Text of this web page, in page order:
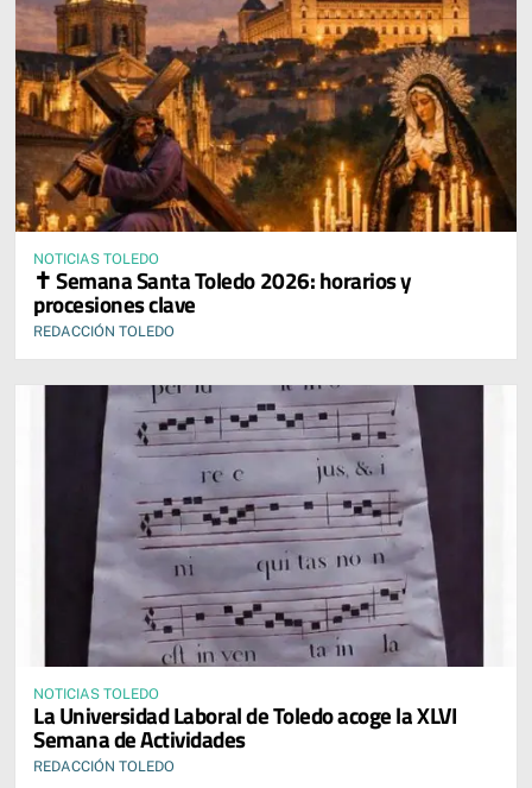
NOTICIAS TOLEDO
✝️ Semana Santa Toledo 2026: horarios y
procesiones clave
REDACCIÓN TOLEDO
NOTICIAS TOLEDO
La Universidad Laboral de Toledo acoge la XLVI
Semana de Actividades
REDACCIÓN TOLEDO